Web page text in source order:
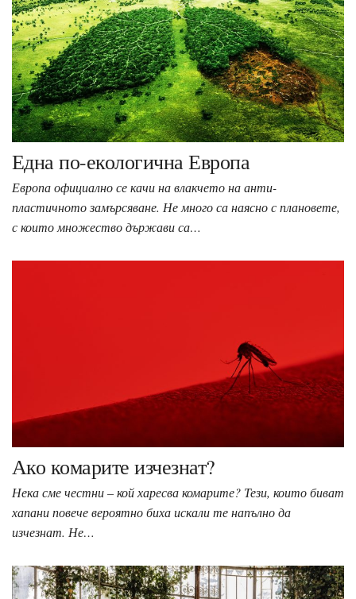
Една по-екологична Европа
Европа официално се качи на влакчето на анти-
пластичното замърсяване. Не много са наясно с плановете,
с които множество държави са…
Ако комарите изчезнат?
Нека сме честни – кой харесва комарите? Тези, които биват
хапани повече вероятно биха искали те напълно да
изчезнат. Не…